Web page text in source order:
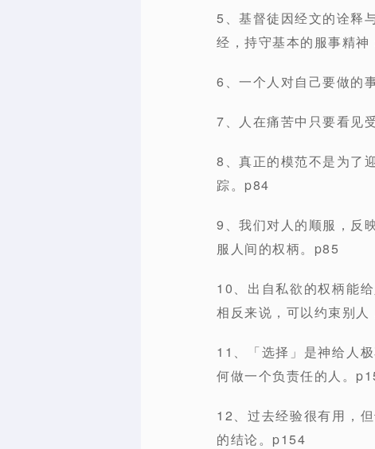
5、基督徒因经文的诠释
经，持守基本的服事精
6、一个人对自己要做的
7、人在痛苦中只要看见
8、真正的模范不是为了
踪。p84
9、我们对人的顺服，反
服人间的权柄。p85
10、出自私欲的权柄能
相反来说，可以约束别
11、「选择」是神给人
何做一个负责任的人。
12、过去经验很有用，
的结论。p154